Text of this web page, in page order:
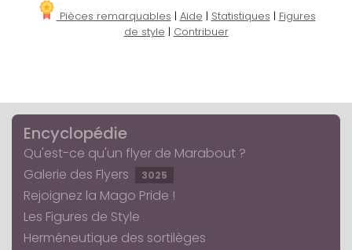
Pièces remarquables | Aide | Statistiques | Figures
de style | Contribuer
Encyclopédie
Qu'est-ce qu'un flyer de Marabout ?
Galerie des Flyers
3025
Rejoignez la Mago Pride !
Les Figures de Style
Herméneutique des sortilèges